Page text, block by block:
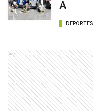
A
DEPORTES
Ads